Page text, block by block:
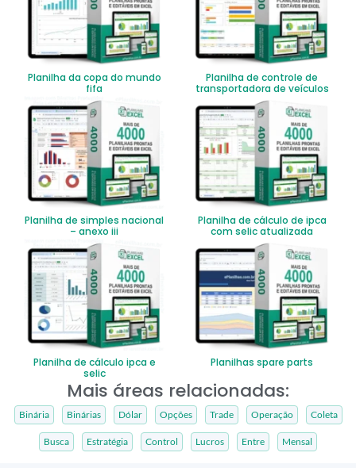
Planilha da copa do mundo
fifa
Planilha de controle de
transportadora de veículos
Planilha de simples nacional
– anexo iii
Planilha de cálculo de ipca
com selic atualizada
Planilha de cálculo ipca e
selic
Planilhas spare parts
Mais áreas relacionadas:
Binária Binárias Dólar Opções Trade Operação Coleta
Busca Estratégia Control Lucros Entre Mensal